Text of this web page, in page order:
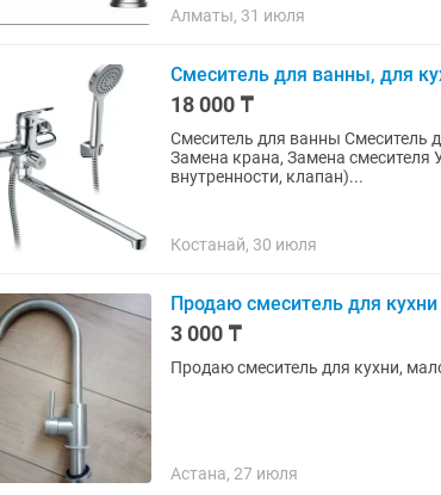
Алматы, 31 июля
Смеситель для ванны, для
18 000 ₸
Смеситель для ванны Смеситель для раковины на кухне Смеситель для раковины в ванной
Замена крана, Замена смесителя Установка крана Установка смесителя Арматура (запчасти,
внутренности, клапан)...
Костанай, 30 июля
Продаю смеситель для кухни
3 000 ₸
Продаю смеситель для кухни,
Астана, 27 июля